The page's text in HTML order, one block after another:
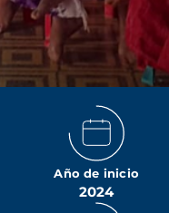
Año de inicio
2024